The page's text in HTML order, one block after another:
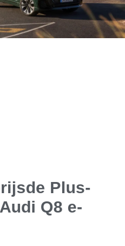
Plus-
Q8 e-